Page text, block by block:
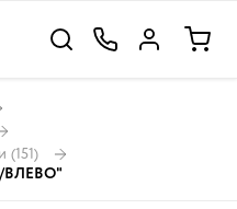
(151)
ВЛЕВО"